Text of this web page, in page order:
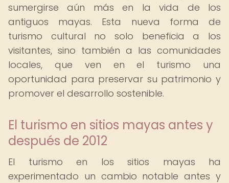
sumergirse aún más en la vida de los
antiguos mayas. Esta nueva forma de
turismo cultural no solo beneficia a los
visitantes, sino también a las comunidades
locales, que ven en el turismo una
oportunidad para preservar su patrimonio y
promover el desarrollo sostenible.
El turismo en sitios mayas antes y
después de 2012
El turismo en los sitios mayas ha
experimentado un cambio notable antes y